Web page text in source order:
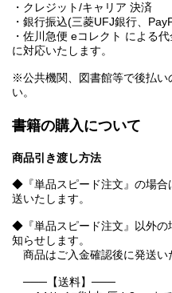
・クレジット/キャリア 決済
・銀行振込(三菱UFJ銀行、
・佐川急便 eコレクト による
に対応いたします。
※公共機関、図書館等で後払い
い。
書籍の購入について
商品引き渡し方法
◆『単品スピード注文』の場合
送いたします。
◆『単品スピード注文』以外の
知らせします。
商品はご入金確認後に発送い
───【送料】───